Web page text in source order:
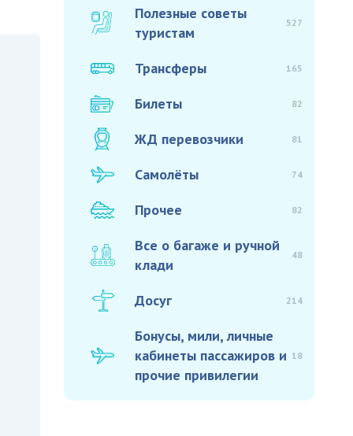
Полезные советы
туристам
527
Трансферы 165
Билеты 82
ЖД перевозчики 81
Самолёты 74
Прочее 82
Все о багаже и ручной
клади
48
Досуг 214
Бонусы, мили, личные
кабинеты пассажиров и
прочие привилегии
18